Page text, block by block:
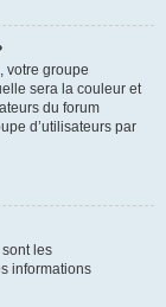
votre groupe
sera la couleur et
du forum
d’utilisateurs par
les
informations